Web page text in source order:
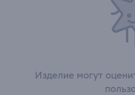
Изделие могут